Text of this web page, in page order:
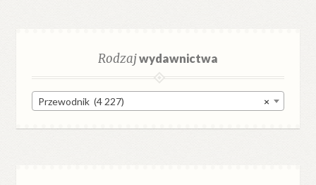
Rodzajwydawnictwa
×
Przewodnik (4 227)